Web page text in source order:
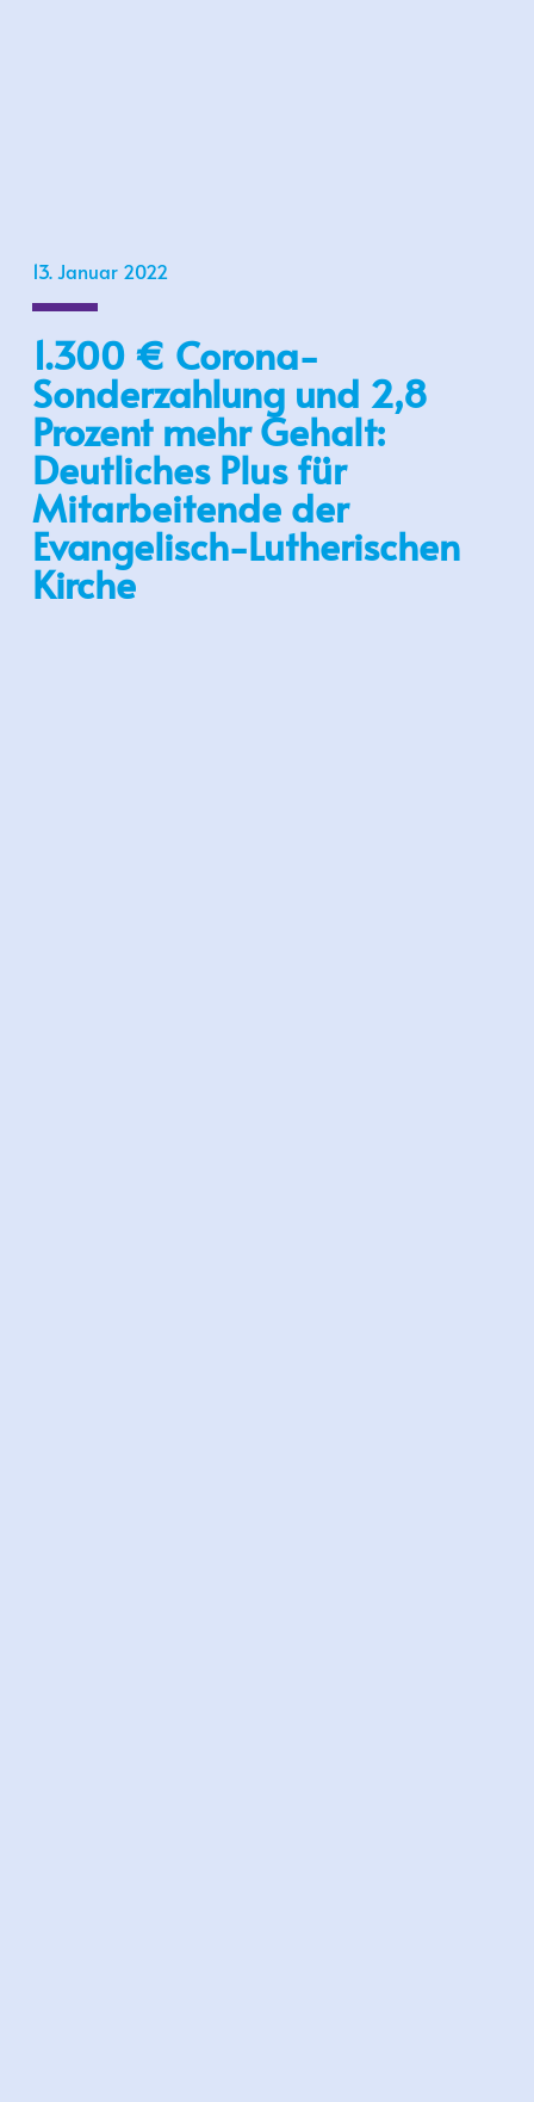
13. Januar 2022
1.300 € Corona-
Sonderzahlung und 2,8
Prozent mehr Gehalt:
Deutliches Plus für
Mitarbeitende der
Evangelisch-Lutherischen
Kirche